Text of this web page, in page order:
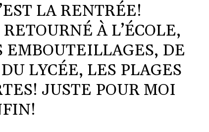
LA RENTRÉE!
À L’ÉCOLE,
EMBOUTEILLAGES, DE
LYCÉE, LES PLAGES
JUSTE POUR MOI